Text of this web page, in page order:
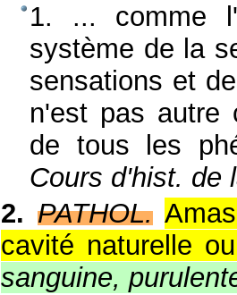
1. ... comme
système de la
sensations et
n'est pas
de tous les
Cours d'hist. de
2. PATHOL.
cavité naturelle
sanguine,